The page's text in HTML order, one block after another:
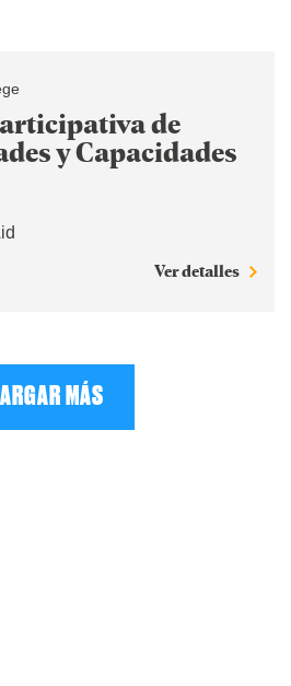
de
y Capacidades
Ver detalles
MÁS